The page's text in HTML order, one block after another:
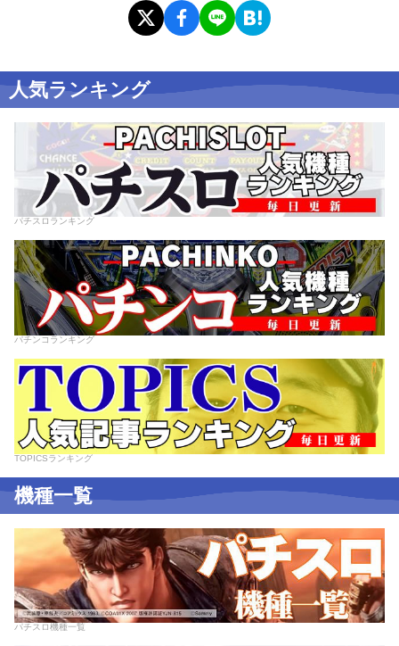
人気ランキング
パチスロランキング
パチンコランキング
TOPICSランキング
機種一覧
パチスロ機種一覧